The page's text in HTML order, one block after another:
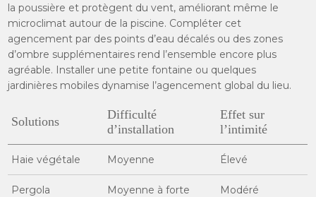
la poussière et protègent du vent, améliorant même le
microclimat autour de la piscine. Compléter cet
agencement par des points d’eau décalés ou des zones
d’ombre supplémentaires rend l’ensemble encore plus
agréable. Installer une petite fontaine ou quelques
jardinières mobiles dynamise l’agencement global du lieu.
Solutions
Difficulté
d’installation
Effet sur
l’intimité
Haie végétale Moyenne Élevé
Pergola Moyenne à forte Modéré